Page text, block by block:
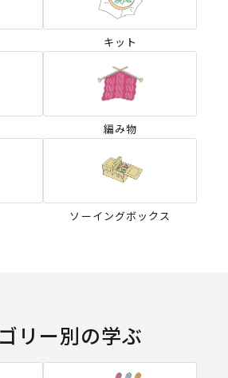
キット
編み物
ソーイングボックス
リー別の学ぶ